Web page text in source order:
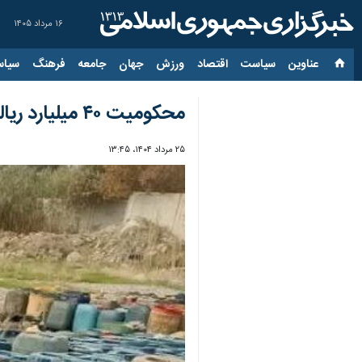
۱۶ مرداد ۱۴۰۵
عناوین‌ سیاست اقتصاد ورزش جهان جامعه فرهنگ
محکومیت ۴۰ میلیارد ریالی برای صدور بارنامه‌های صوری در کرمان
۲۵ مرداد ۱۴۰۴، ۱۳:۴۵